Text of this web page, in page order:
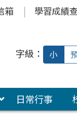
箱 學習成績
字級： 小
日常行事